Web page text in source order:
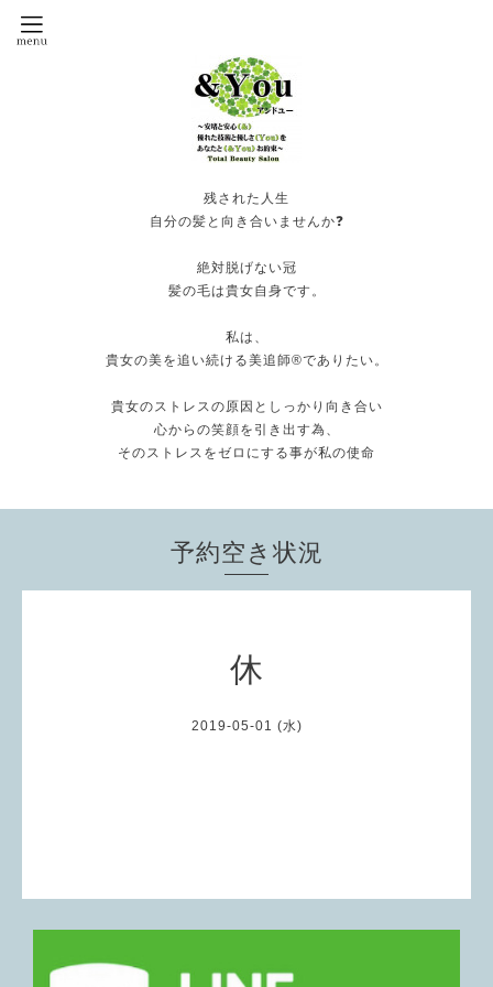
残された人生
自分の髪と向き合いませんか❓
絶対脱げない冠
髪の毛は貴女自身です。
私は、
貴女の美を追い続ける美追師®️でありたい。
貴女のストレスの原因としっかり向き合い
心からの笑顔を引き出す為、
そのストレスをゼロにする事が私の使命
予約空き状況
休
2019-05-01 (水)